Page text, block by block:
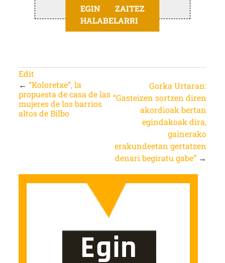
EGIN ZAITEZ
HALABELARRI
Edit
← “Koloretxe”, la
propuesta de casa de las
mujeres de los barrios
altos de Bilbo
Gorka Urtaran:
“Gasteizen sortzen diren
akordioak bertan
egindakoak dira,
gainerako
erakundeetan gertatzen
denari begiratu gabe” →